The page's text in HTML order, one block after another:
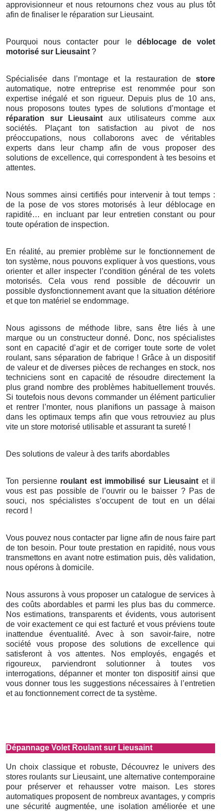
approvisionneur et nous retournons chez vous au plus tôt
afin de finaliser le réparation sur Lieusaint.
Pourquoi nous contacter pour le déblocage de volet
motorisé sur Lieusaint ?
Spécialisée dans l’montage et la restauration de store
automatique, notre entreprise est renommée pour son
expertise inégalé et son rigueur. Depuis plus de 10 ans,
nous proposons toutes types de solutions d’montage et
réparation sur Lieusaint aux utilisateurs comme aux
sociétés. Plaçant ton satisfaction au pivot de nos
préoccupations, nous collaborons avec de véritables
experts dans leur champ afin de vous proposer des
solutions de excellence, qui correspondent à tes besoins et
attentes.
Nous sommes ainsi certifiés pour intervenir à tout temps :
de la pose de vos stores motorisés à leur déblocage en
rapidité… en incluant par leur entretien constant ou pour
toute opération de inspection.
En réalité, au premier problème sur le fonctionnement de
ton système, nous pouvons expliquer à vos questions, vous
orienter et aller inspecter l’condition général de tes volets
motorisés. Cela vous rend possible de découvrir un
possible dysfonctionnement avant que la situation détériore
et que ton matériel se endommage.
Nous agissons de méthode libre, sans être liés à une
marque ou un constructeur donné. Donc, nos spécialistes
sont en capacité d’agir et de corriger toute sorte de volet
roulant, sans séparation de fabrique ! Grâce à un dispositif
de valeur et de diverses pièces de rechanges en stock, nos
techniciens sont en capacité de résoudre directement la
plus grand nombre des problèmes habituellement trouvés.
Si toutefois nous devons commander un élément particulier
et rentrer l’monter, nous planifions un passage à maison
dans les optimaux temps afin que vous retrouviez au plus
vite un store motorisé utilisable et assurant ta sureté !
Des solutions de valeur à des tarifs abordables
Ton persienne roulant est immobilisé sur Lieusaint et il
vous est pas possible de l’ouvrir ou le baisser ? Pas de
souci, nos spécialistes s’occupent de tout en un délai
record !
Vous pouvez nous contacter par ligne afin de nous faire part
de ton besoin. Pour toute prestation en rapidité, nous vous
transmettons en avant notre estimation puis, dès validation,
nous opérons à domicile.
Nous assurons à vous proposer un catalogue de services à
des coûts abordables et parmi les plus bas du commerce.
Nos estimations, transparents et évidents, vous autorisent
de voir exactement ce qui est facturé et vous préviens toute
inattendue éventualité. Avec à son savoir-faire, notre
société vous propose des solutions de excellence qui
satisferont à vos attentes. Nos employés, engagés et
rigoureux, parviendront solutionner à toutes vos
interrogations, dépanner et monter ton dispositif ainsi que
vous donner tous les suggestions nécessaires à l’entretien
et au fonctionnement correct de ta système.
Dépannage Volet Roulant sur Lieusaint
Un choix classique et robuste, Découvrez le univers des
stores roulants sur Lieusaint, une alternative contemporaine
pour préserver et rehausser votre maison. Les stores
automatiques proposent de nombreux avantages, y compris
une sécurité augmentée, une isolation améliorée et une